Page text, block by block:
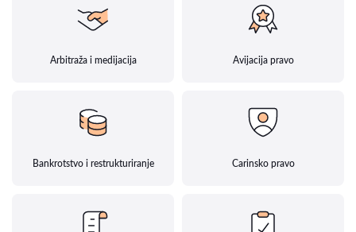
Arbitraža i medijacija Avijacija pravo
Bankrotstvo i restrukturiranje Carinsko pravo